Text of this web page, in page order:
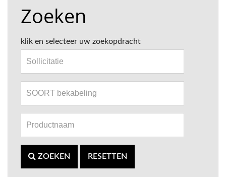
Zoeken
klik en selecteer uw zoekopdracht
ZOEKEN RESETTEN